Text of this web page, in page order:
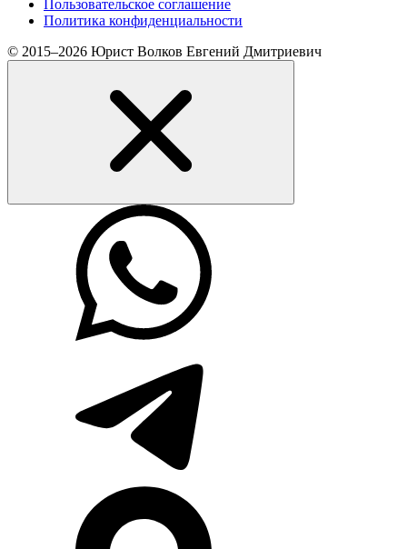
Пользовательское соглашение
Политика конфиденциальности
© 2015–2026 Юрист Волков Евгений Дмитриевич